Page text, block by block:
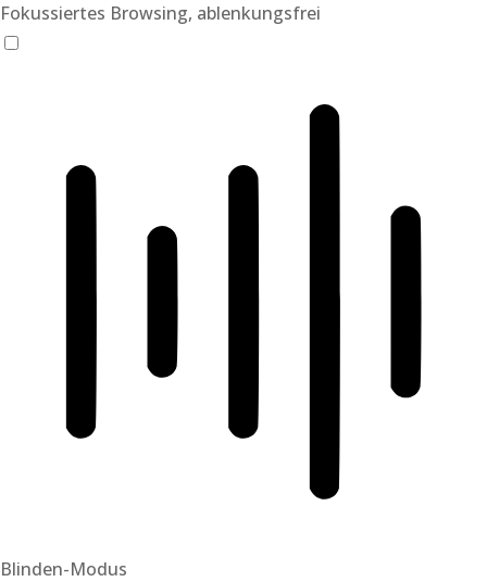
Fokussiertes Browsing, ablenkungsfrei
Blinden-Modus